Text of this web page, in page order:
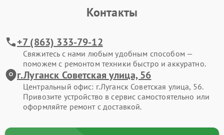
Контакты
+7 (863) 333-79-12
Свяжитесь с нами любым удобным способом —
поможем с ремонтом техники быстро и аккуратно.
г.Луганск Советская улица, 56
Центральный офис: г.Луганск Советская улица, 56.
Привозите устройство в сервис самостоятельно или
оформляйте ремонт с доставкой.